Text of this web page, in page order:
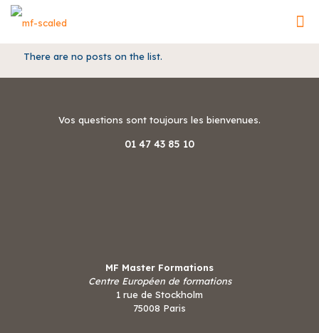
There are no posts on the list.
Vos questions sont toujours les bienvenues.
01 47 43 85 10
MF Master Formations
Centre Européen de formations
1 rue de Stockholm
75008 Paris